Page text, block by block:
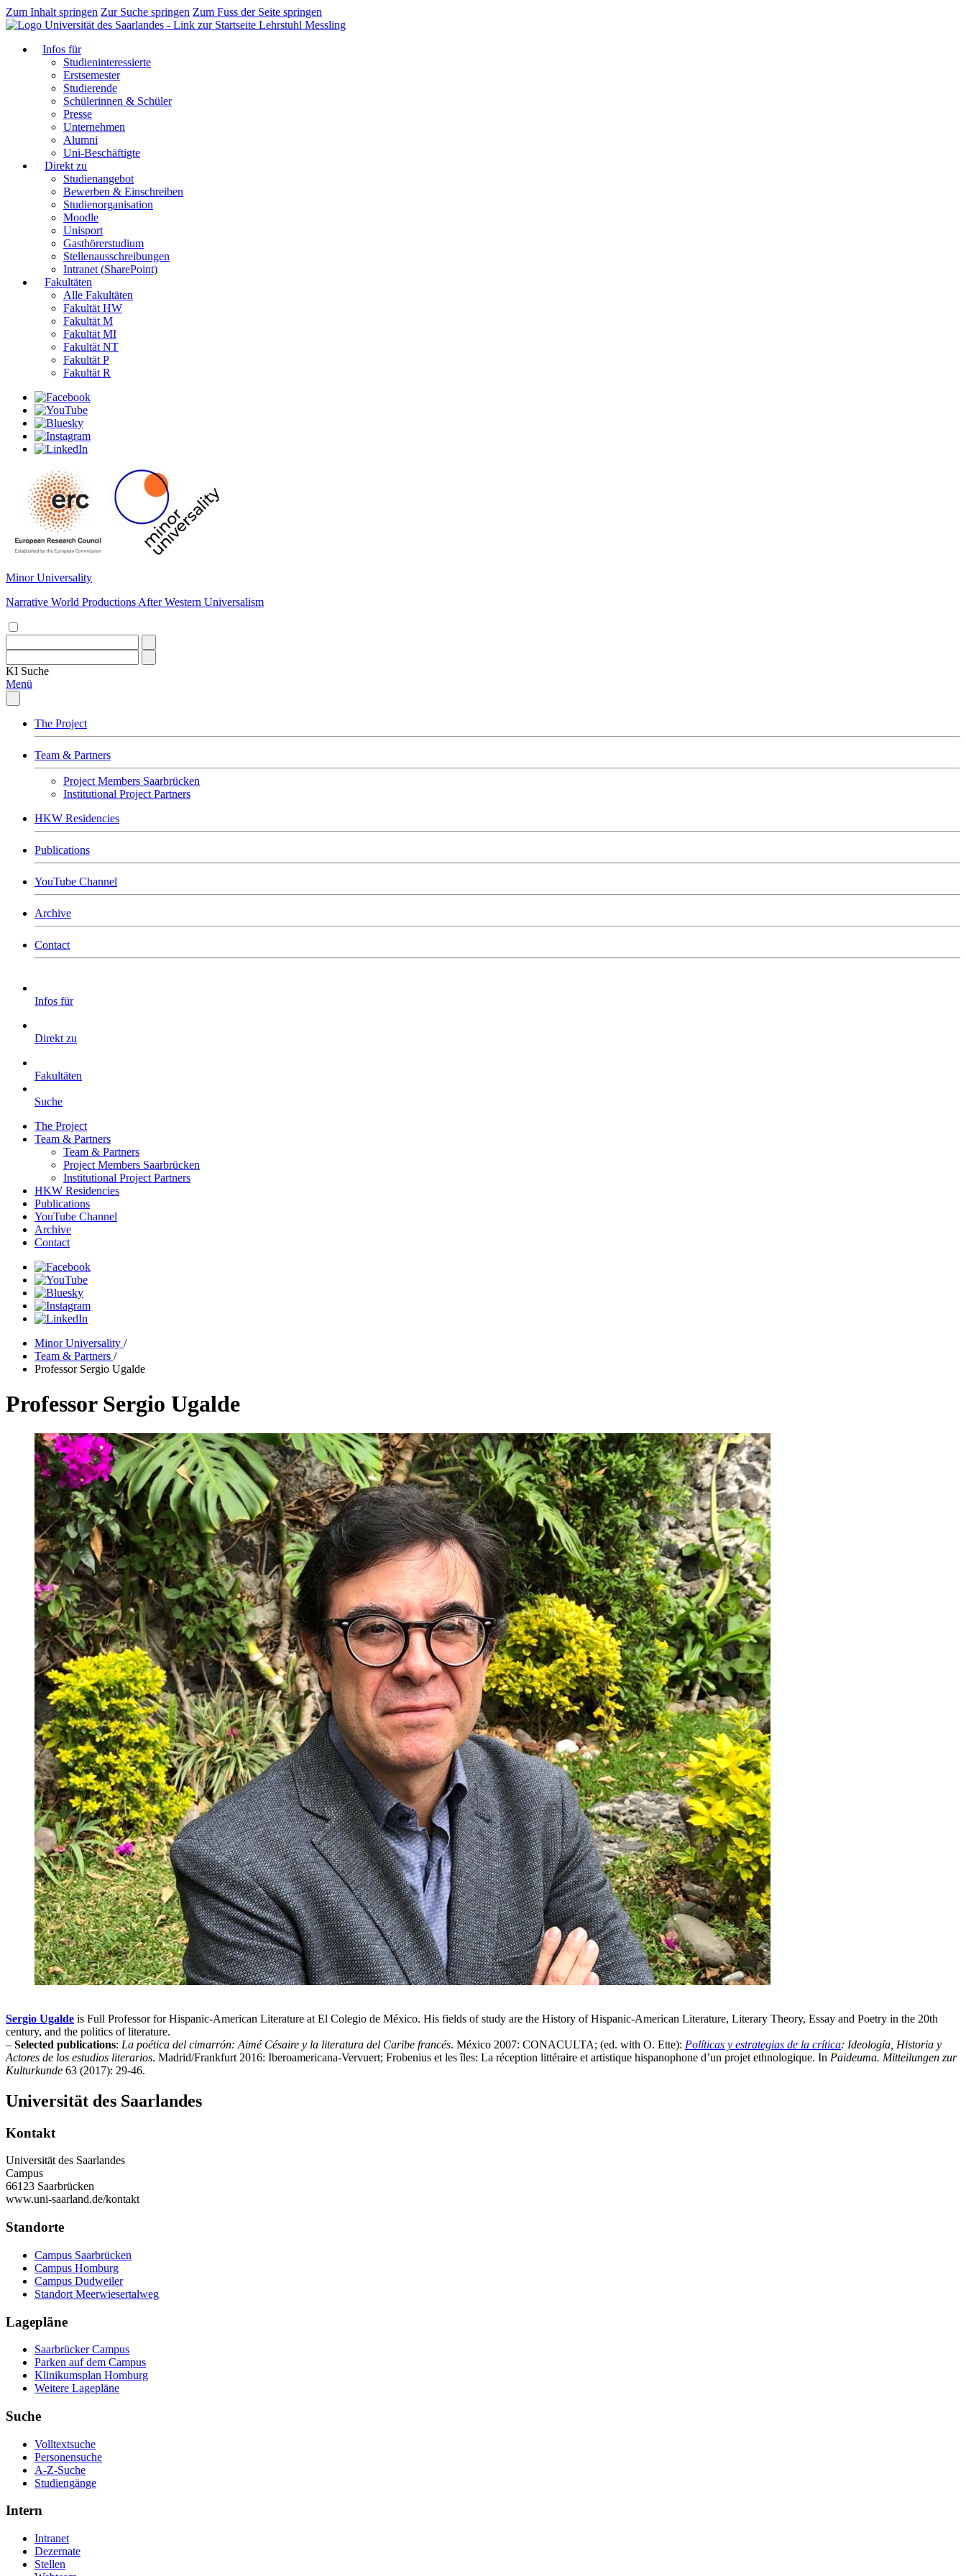
Zum Inhalt springen Zur Suche springen Zum Fuss der Seite springen
Lehrstuhl Messling
Infos für
Studieninteressierte
Erstsemester
Studierende
Schülerinnen & Schüler
Presse
Unternehmen
Alumni
Uni-Beschäftigte
Direkt zu
Studienangebot
Bewerben & Einschreiben
Studienorganisation
Moodle
Unisport
Gasthörerstudium
Stellenausschreibungen
Intranet (SharePoint)
Fakultäten
Alle Fakultäten
Fakultät HW
Fakultät M
Fakultät MI
Fakultät NT
Fakultät P
Fakultät R
Minor Universality
Narrative World Productions After Western Universalism
KI Suche
Menü
The Project
Team & Partners
Project Members Saarbrücken
Institutional Project Partners
HKW Residencies
Publications
YouTube Channel
Archive
Contact
Infos für
Direkt zu
Fakultäten
Suche
The Project
Team & Partners
Team & Partners
Project Members Saarbrücken
Institutional Project Partners
HKW Residencies
Publications
YouTube Channel
Archive
Contact
Minor Universality /
Team & Partners /
Professor Sergio Ugalde
Professor Sergio Ugalde
Sergio Ugalde is Full Professor for Hispanic-American Literature at El Colegio de México. His fields of study are the History of Hispanic-American Literature, Literary Theory, Essay and Poetry in the 20th
century, and the politics of literature.
– Selected publications: La poética del cimarrón: Aimé Césaire y la literatura del Caribe francés. México 2007: CONACULTA; (ed. with O. Ette): Políticas y estrategias de la crítica: Ideología, Historia y
Actores de los estudios literarios. Madrid/Frankfurt 2016: Iberoamericana-Vervuert; Frobenius et les îles: La réception littéraire et artistique hispanophone d’un projet ethnologique. In Paideuma. Mitteilungen zur
Kulturkunde 63 (2017): 29-46.
Universität des Saarlandes
Kontakt
Universität des Saarlandes
Campus
66123 Saarbrücken
www.uni-saarland.de/kontakt
Standorte
Campus Saarbrücken
Campus Homburg
Campus Dudweiler
Standort Meerwiesertalweg
Lagepläne
Saarbrücker Campus
Parken auf dem Campus
Klinikumsplan Homburg
Weitere Lagepläne
Suche
Volltextsuche
Personensuche
A-Z-Suche
Studiengänge
Intern
Intranet
Dezernate
Stellen